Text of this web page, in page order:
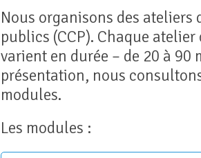
Nous organisons des
publics (CCP). Chaque
varient en durée – de 20 à
présentation, nous
modules.
Les modules :